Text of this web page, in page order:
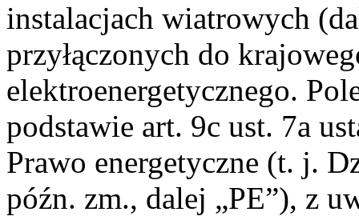
instalacjach wiatrowych
przyłączonych do
elektroenergetycznego.
podstawie art. 9c ust. 7a
Prawo energetyczne (t. j.
późn. zm., dalej „PE”), z